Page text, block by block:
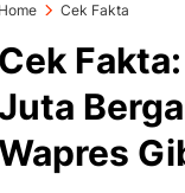
Home Cek Fakta
Cek